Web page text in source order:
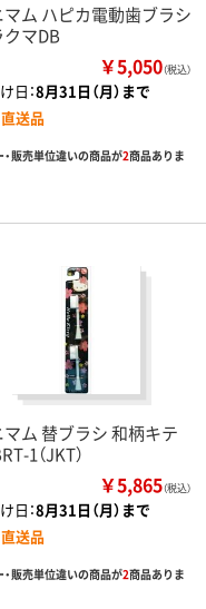
マム ハピカ電動歯ブラシ
クマDB
￥5,050（税込）
日：8月31日（月）まで
直送品
・販売単位違いの商品が2商品ありま
マム 替ブラシ 和柄キテ
1（JKT）
￥5,865（税込）
日：8月31日（月）まで
直送品
・販売単位違いの商品が2商品ありま